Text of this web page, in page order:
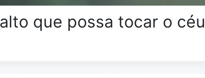
que possa tocar o céu